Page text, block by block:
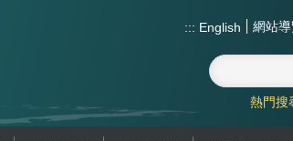
::: English 網站導
熱門搜